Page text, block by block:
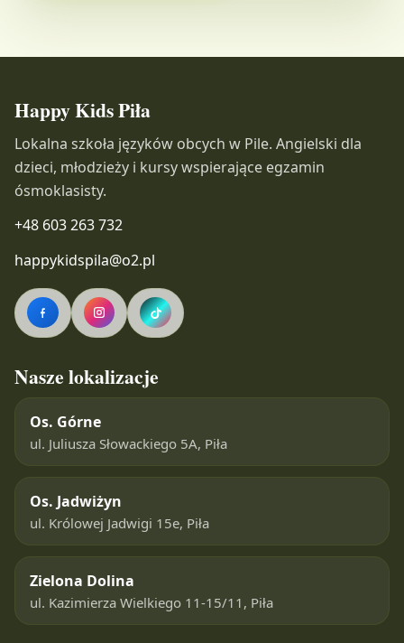
Happy Kids Piła
Lokalna szkoła języków obcych w Pile. Angielski dla
dzieci, młodzieży i kursy wspierające egzamin
ósmoklasisty.
+48 603 263 732
happykidspila@o2.pl
Nasze lokalizacje
Os. Górne
ul. Juliusza Słowackiego 5A, Piła
Os. Jadwiżyn
ul. Królowej Jadwigi 15e, Piła
Zielona Dolina
ul. Kazimierza Wielkiego 11-15/11, Piła